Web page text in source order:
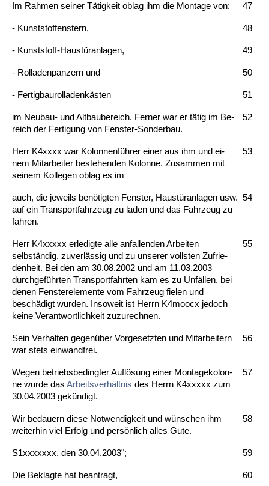
Im Rah­men sei­ner Tätig­keit ob­lag ihm die Mon­ta­ge von: 47
- Kunst­stof­fens­tern, 48
- Kunst­stoff-Haustüran­la­gen, 49
- Rol­la­den­pan­zern und 50
- Fer­tig­bau­rol­la­denkästen 51
im Neu­bau- und Alt­bau­be­reich. Fer­ner war er tätig im Be­
reich der Fer­ti­gung von Fens­ter-Son­der­bau.
52
Herr K4xxxx war Ko­lon­nenführer ei­ner aus ihm und ei­
nem Mit­ar­bei­ter be­ste­hen­den Ko­lon­ne. Zu­sam­men mit
sei­nem Kol­le­gen ob­lag es im
53
auch, die je­weils benötig­ten Fens­ter, Haustüran­la­gen usw.
auf ein Trans­port­fahr­zeug zu la­den und das Fahr­zeug zu
fah­ren.
54
Herr K4xxxxx er­le­dig­te al­le an­fal­len­den Ar­bei­ten
selbständig, zu­verlässig und zu un­se­rer volls­ten Zu­frie­
den­heit. Bei den am 30.08.2002 und am 11.03.2003
durch­geführ­ten Trans­port­fahr­ten kam es zu Unfällen, bei
de­nen Fens­ter­ele­men­te vom Fahr­zeug fie­len und
beschädigt wur­den. In­so­weit ist Herrn K4moocx je­doch
kei­ne Ver­ant­wort­lich­keit zu­zu­rech­nen.
55
Sein Ver­hal­ten ge­genüber Vor­ge­setz­ten und Mit­ar­bei­tern
war stets ein­wand­frei.
56
We­gen be­triebs­be­ding­ter Auflösung ei­ner Mon­ta­ge­ko­lon­
ne wur­de das Ar­beits­verhält­nis des Herrn K4xxxxx zum
30.04.2003 gekündigt.
57
Wir be­dau­ern die­se Not­wen­dig­keit und wünschen ihm
wei­ter­hin viel Er­folg und persönlich al­les Gu­te.
58
S1xxxxxxx, den 30.04.2003"; 59
Die Be­klag­te hat be­an­tragt,
60